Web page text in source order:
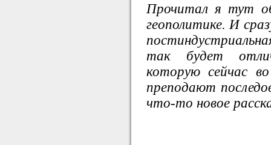
Прочитал я тут
геополитике. И
так будет
которую сейчас
преподают
что-то новое